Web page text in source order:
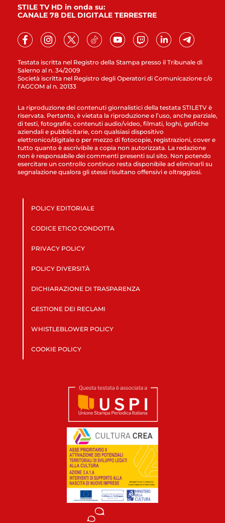
Testata iscritta nel Registro della Stampa presso il Tribunale di
Salerno al n. 34/2009
Società iscritta nel Registro degli Operatori di Comunicazione c/o
l’AGCOM al n. 20133
STILE TV HD in onda su:
CANALE 78 DEL DIGITALE TERRESTRE
La riproduzione dei contenuti giornalistici della testata STILETV è
riservata. Pertanto, è vietata la riproduzione e l’uso, anche parziale,
di testi, fotografie, contenuti audio/video, filmati, loghi, grafiche
aziendali e pubblicitarie, con qualsiasi dispositivo
elettronico/digitale o per mezzo di fotocopie, registrazioni, cover e
tutto quanto è ascrivibile a copia non autorizzata. La redazione
non è responsabile dei commenti presenti sul sito. Non potendo
esercitare un controllo continuo resta disponibile ad eliminarli su
segnalazione qualora gli stessi risultano offensivi e oltraggiosi.
POLICY EDITORIALE
CODICE ETICO CONDOTTA
PRIVACY POLICY
POLICY DIVERSITÀ
DICHIARAZIONE DI TRASPARENZA
GESTIONE DEI RECLAMI
WHISTLEBLOWER POLICY
COOKIE POLICY